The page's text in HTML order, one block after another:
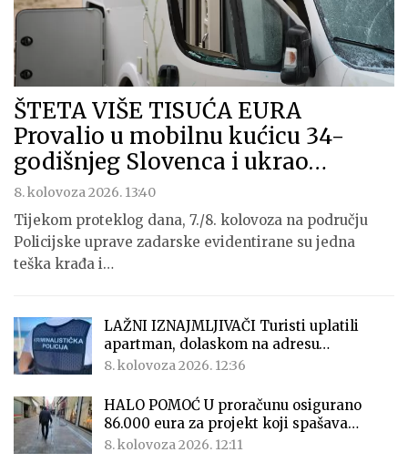
ŠTETA VIŠE TISUĆA EURA
Provalio u mobilnu kućicu 34-
godišnjeg Slovenca i ukrao…
8. kolovoza 2026. 13:40
Tijekom proteklog dana, 7./8. kolovoza na području
Policijske uprave zadarske evidentirane su jedna
teška krađa i…
LAŽNI IZNAJMLJIVAČI Turisti uplatili
apartman, dolaskom na adresu…
8. kolovoza 2026. 12:36
HALO POMOĆ U proračunu osigurano
86.000 eura za projekt koji spašava…
8. kolovoza 2026. 12:11